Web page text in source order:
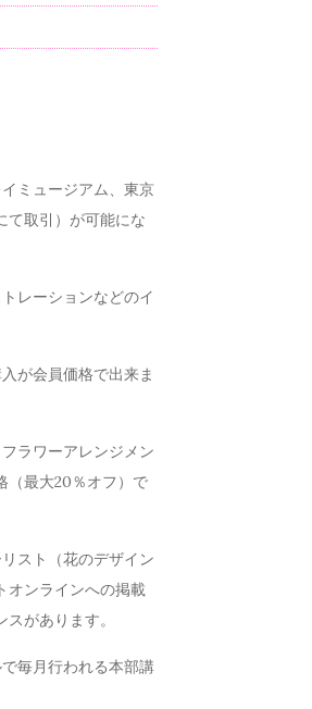
ミュージアム、東京
て取引）が可能にな
レーションなどのイ
が会員価格で出来ま
ラワーアレンジメン
（最大20％オフ）で
スト（花のデザイン
オンラインへの掲載
があります。
毎月行われる本部講